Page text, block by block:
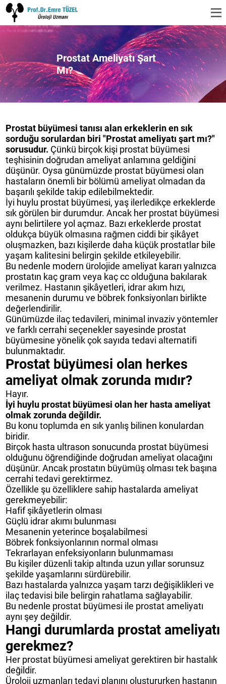
Prostat Ameliyatı Şart
Mı?
Prostat büyümesi tanısı alan erkeklerin en sık
sorduğu sorulardan biri "Prostat ameliyatı şart mı?"
sorusudur. Çünkü birçok kişi prostat büyümesi
teşhisinin doğrudan ameliyat anlamına geldiğini
düşünür. Oysa günümüzde prostat büyümesi olan
hastaların önemli bir bölümü ameliyat olmadan da
başarılı şekilde takip edilebilmektedir.
İyi huylu prostat büyümesi, yaş ilerledikçe erkeklerde
sık görülen bir durumdur. Ancak her prostat büyümesi
aynı belirtilere yol açmaz. Bazı erkeklerde prostat
oldukça büyük olmasına rağmen ciddi bir şikâyet
oluşmazken, bazı kişilerde daha küçük prostatlar bile
yaşam kalitesini belirgin şekilde etkileyebilir.
Bu nedenle modern ürolojide ameliyat kararı yalnızca
prostatın kaç gram veya kaç cc olduğuna bakılarak
verilmez. Hastanın şikâyetleri, idrar akım hızı,
mesanenin durumu ve böbrek fonksiyonları birlikte
değerlendirilir.
Günümüzde ilaç tedavileri, minimal invaziv yöntemler
ve farklı cerrahi seçenekler sayesinde prostat
büyümesine yönelik çok sayıda tedavi alternatifi
bulunmaktadır.
Prostat büyümesi olan herkes
ameliyat olmak zorunda mıdır?
Hayır.
İyi huylu prostat büyümesi olan her hasta ameliyat
olmak zorunda değildir.
Bu konu toplumda en sık yanlış bilinen konulardan
biridir.
Birçok hasta ultrason sonucunda prostat büyümesi
olduğunu öğrendiğinde doğrudan ameliyat olacağını
düşünür. Ancak prostatın büyümüş olması tek başına
cerrahi tedavi gerektirmez.
Özellikle şu özelliklere sahip hastalarda ameliyat
gerekmeyebilir:
Hafif şikâyetlerin olması
Güçlü idrar akımı bulunması
Mesanenin yeterince boşalabilmesi
Böbrek fonksiyonlarının normal olması
Tekrarlayan enfeksiyonların bulunmaması
Bu kişiler düzenli takip altında uzun yıllar sorunsuz
şekilde yaşamlarını sürdürebilir.
Bazı hastalarda yalnızca yaşam tarzı değişiklikleri ve
ilaç tedavisi bile belirgin rahatlama sağlayabilir.
Bu nedenle prostat büyümesi ile prostat ameliyatı
aynı şey değildir.
Hangi durumlarda prostat ameliyatı
gerekmez?
Her prostat büyümesi ameliyat gerektiren bir hastalık
değildir.
Üroloji uzmanları tedavi planını oluştururken hastanın